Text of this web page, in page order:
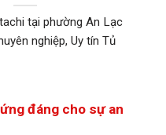
tại phường An Lạc
nghiệp, Uy tín Tủ
đáng cho sự an